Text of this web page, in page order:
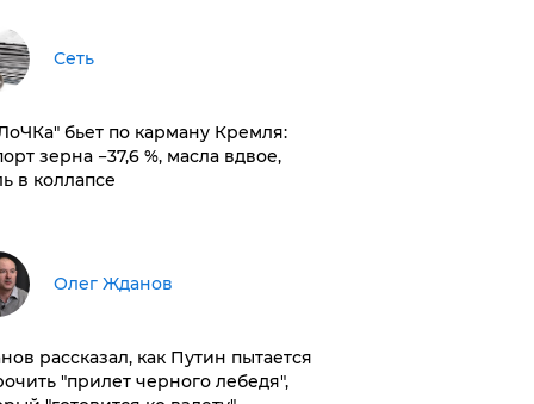
Сеть
бьет по карману Кремля:
зерна −37,6 %, масла вдвое,
в коллапсе
Олег Жданов
рассказал, как Путин пытается
"прилет черного лебедя",